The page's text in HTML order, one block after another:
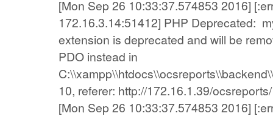
[Mon Sep 26 10:33:37.574853 2016]
172.16.3.14:51412] PHP Deprecated:
extension is deprecated and will be
PDO instead in
10, referer: http://172.16.1.39/ocsreports/
[Mon Sep 26 10:33:37.574853 2016]